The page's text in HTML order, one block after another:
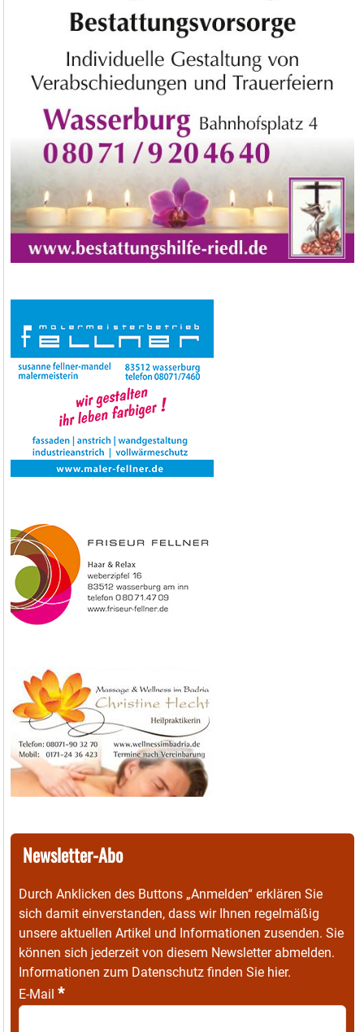
Newsletter-Abo
Durch Anklicken des Buttons „Anmelden“ erklären Sie
sich damit einverstanden, dass wir Ihnen regelmäßig
unsere aktuellen Artikel und Informationen zusenden. Sie
können sich jederzeit von diesem Newsletter abmelden.
Informationen zum Datenschutz finden Sie hier.
E-Mail *